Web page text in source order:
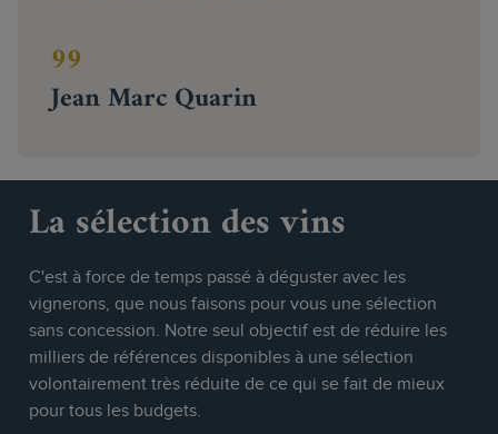
99
Jean Marc Quarin
La sélection des vins
C'est à force de temps passé à déguster avec les
vignerons, que nous faisons pour vous une sélection
sans concession. Notre seul objectif est de réduire les
milliers de références disponibles à une sélection
volontairement très réduite de ce qui se fait de mieux
pour tous les budgets.